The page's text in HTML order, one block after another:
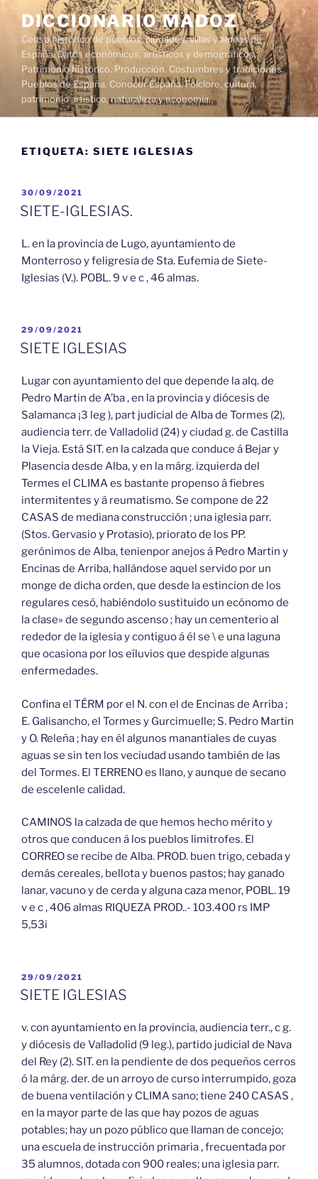
contenido
DICCIONARIO MADOZ
Censo histórico de pueblos, ciudades, villas y aldeas de
España. Datos económicos, artísticos y demográficos.
Patrimonio histórico. Producción. Costumbres y tradiciones.
Pueblos de España. Conocer España. Folclore, cultura,
patrimonio artístico, naturaleza y economía.
ETIQUETA: SIETE IGLESIAS
PUBLICADO
EL
30/09/2021
SIETE-IGLESIAS.
L. en la provincia de Lugo, ayuntamiento de
Monterroso y feligresia de Sta. Eufemia de Siete-
Iglesias (V.). POBL. 9 v e c , 46 almas.
PUBLICADO
EL
29/09/2021
SIETE IGLESIAS
Lugar con ayuntamiento del que depende la alq. de
Pedro Martin de A’ba , en la provincia y diócesis de
Salamanca ¡3 leg ), part judicial de Alba de Tormes (2),
audiencia terr. de Valladolid (24) y ciudad g. de Castilla
la Vieja. Está SIT. en la calzada que conduce á Bejar y
Plasencia desde Alba, y en la márg. izquierda del
Termes el CLIMA es bastante propenso á fiebres
intermitentes y á reumatismo. Se compone de 22
CASAS de mediana construcción ; una iglesia parr.
(Stos. Gervasio y Protasio), priorato de los PP.
gerónimos de Alba, tenienpor anejos á Pedro Martin y
Encinas de Arriba, hallándose aquel servido por un
monge de dicha orden, que desde la estincion de los
regulares cesó, habiéndolo sustituido un ecónomo de
la clase» de segundo ascenso ; hay un cementerio al
rededor de la iglesia y contiguo á él se \ e una laguna
que ocasiona por los eíluvios que despide algunas
enfermedades.
Confina el TÉRM por el N. con el de Encinas de Arriba ;
E. Galisancho, el Tormes y Gurcimuelle; S. Pedro Martin
y O. Releña ; hay en él algunos manantiales de cuyas
aguas se sin ten los veciudad usando también de las
del Tormes. El TERRENO es llano, y aunque de secano
de escelenle calidad.
CAMINOS la calzada de que hemos hecho mérito y
otros que conducen á los pueblos limitrofes. El
CORREO se recibe de Alba. PROD. buen trigo, cebada y
demás cereales, bellota y buenos pastos; hay ganado
lanar, vacuno y de cerda y alguna caza menor, POBL. 19
v e c , 406 almas RIQUEZA PROD..- 103.400 rs IMP
5,53i
PUBLICADO
EL
29/09/2021
SIETE IGLESIAS
v. con ayuntamiento en la provincia, audiencia terr., c g.
y diócesis de Valladolid (9 leg.), partido judicial de Nava
del Rey (2). SIT. en la pendiente de dos pequeños cerros
ó la márg. der. de un arroyo de curso interrumpido, goza
de buena ventilación y CLIMA sano; tiene 240 CASAS ,
en la mayor parte de las que hay pozos de aguas
potables; hay un pozo público que llaman de concejo;
una escuela de instrucción primaria , frecuentada por
35 alumnos, dotada con 900 reales; una iglesia parr.